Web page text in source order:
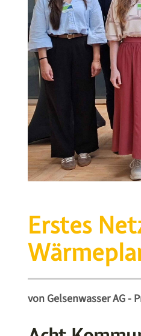
Erstes
von Gelsenwasser AG -